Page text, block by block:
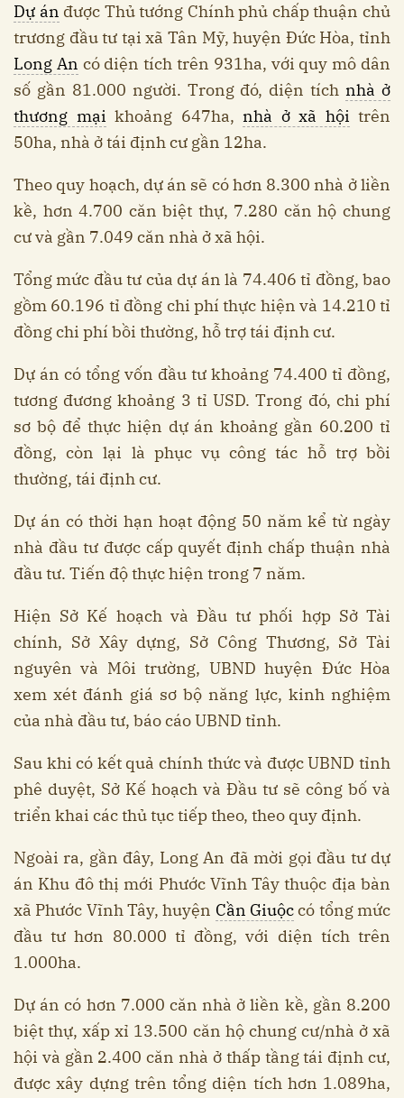
Dự án được Thủ tướng Chính phủ chấp thuận chủ
trương đầu tư tại xã Tân Mỹ, huyện Đức Hòa, tỉnh
Long An có diện tích trên 931ha, với quy mô dân
số gần 81.000 người. Trong đó, diện tíchnhà ở
thương mại khoảng 647ha, nhà ở xã hội trên
50ha, nhà ở tái định cư gần 12ha.
Theo quy hoạch, dự án sẽ có hơn 8.300 nhà ở liền
kề, hơn 4.700 căn biệt thự, 7.280 căn hộ chung
cư và gần 7.049 căn nhà ở xã hội.
Tổng mức đầu tư của dự án là 74.406 tỉ đồng, bao
gồm 60.196 tỉ đồng chi phí thực hiện và 14.210 tỉ
đồng chi phí bồi thường, hỗ trợ tái định cư.
Dự án có tổng vốn đầu tư khoảng 74.400 tỉ đồng,
tương đương khoảng 3 tỉ USD. Trong đó, chi phí
sơ bộ để thực hiện dự án khoảng gần 60.200 tỉ
đồng, còn lại là phục vụ công tác hỗ trợ bồi
thường, tái định cư.
Dự án có thời hạn hoạt động 50 năm kể từ ngày
nhà đầu tư được cấp quyết định chấp thuận nhà
đầu tư. Tiến độ thực hiện trong 7 năm.
Hiện Sở Kế hoạch và Đầu tư phối hợp Sở Tài
chính, Sở Xây dựng, Sở Công Thương, Sở Tài
nguyên và Môi trường, UBND huyện Đức Hòa
xem xét đánh giá sơ bộ năng lực, kinh nghiệm
của nhà đầu tư, báo cáo UBND tỉnh.
Sau khi có kết quả chính thức và được UBND tỉnh
phê duyệt, Sở Kế hoạch và Đầu tư sẽ công bố và
triển khai các thủ tục tiếp theo, theo quy định.
Ngoài ra, gần đây, Long An đã mời gọi đầu tư dự
án Khu đô thị mới Phước Vĩnh Tây thuộc địa bàn
xã Phước Vĩnh Tây, huyện Cần Giuộccó tổng mức
đầu tư hơn 80.000 tỉ đồng, với diện tích trên
1.000ha.
Dự án có hơn 7.000 căn nhà ở liền kề, gần 8.200
biệt thự, xấp xỉ 13.500 căn hộ chung cư/nhà ở xã
hội và gần 2.400 căn nhà ở thấp tầng tái định cư,
được xây dựng trên tổng diện tích hơn 1.089ha,